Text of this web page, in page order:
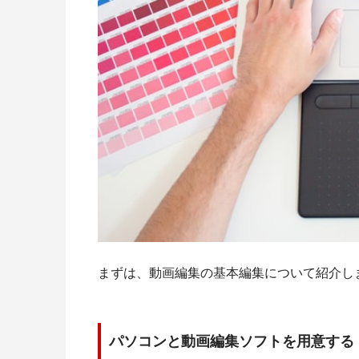
まずは、動画編集の基本編集について紹介し
パソコンと動画編集ソフトを用意する